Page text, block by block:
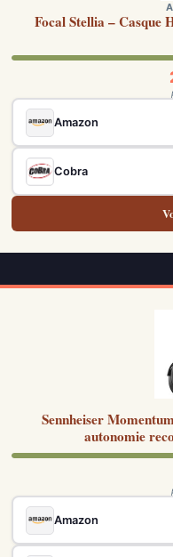
Focal Stellia – Casque
Amazon
Cobra
Sennheiser
autonomie
Amazon